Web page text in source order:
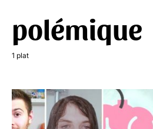
polémique
1 plat